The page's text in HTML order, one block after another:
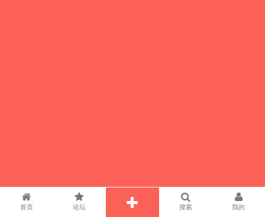
首页 论坛 搜索 我的